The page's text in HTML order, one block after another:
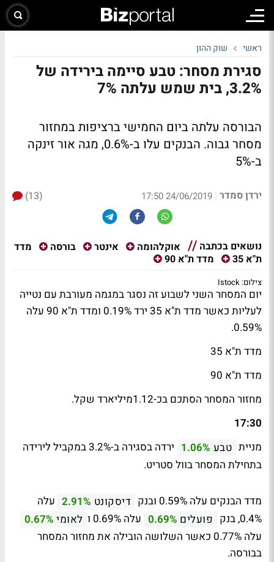
ראשי שוק ההון
סגירת מסחר: טבע סיימה בירידה של
3.2%, בית שמש עלתה 7%
הבורסה עלתה ביום החמישי ברציפות במחזור
מסחר גבוה. הבנקים עלו ב-0.6%, מגה אור זינקה
ב-5%
ירדן סמדר |
24/06/2019 17:50
(13)
נושאים בכתבה אוקלהומה אינטר בורסה
מדד
ת"א 35
מדד ת"א 90
צילום: Istock
יום המסחר השני לשבוע זה נסגר במגמה מעורבת עם נטייה
לעליות כאשר מדד ת"א 35 ירד 0.19% ומדד ת"א 90 עלה
0.59%.
מדד ת"א 35
מדד ת"א 90
מחזור המסחר הסתכם בכ-1.12מיליארד שקל.
17:30
מניית טבע 1.06%
ירדה בסגירה ב-3.2% במקביל לירידה
בתחילת המסחר בוול סטריט.
מדד הבנקים עלה 0.59% ובנק דיסקונט 2.91% עלה
0.4%, בנק
פועלים 0.69% עלה 0.69% ו לאומי 0.67%
עלה 0.77% כאשר השלושה הובילה את מחזור המסחר
בבורסה.